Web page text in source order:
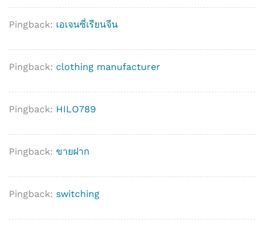
Pingback: เอเจนซี่เรียนจีน
Pingback: clothing manufacturer
Pingback: HILO789
Pingback: ขายฝาก
Pingback: switching